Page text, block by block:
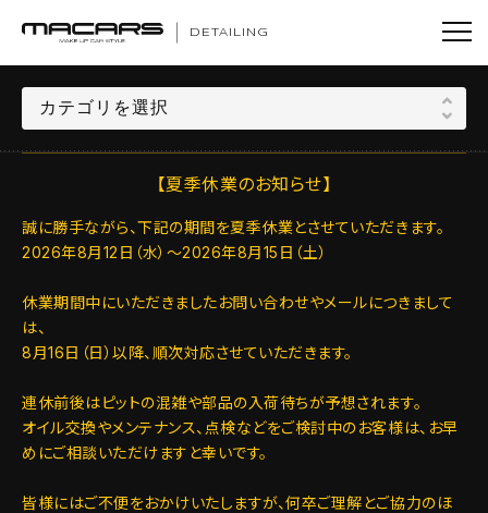
DETAILING
【夏季休業のお知らせ】
誠に勝手ながら、下記の期間を夏季休業とさせていただきます。
2026年8月12日（水）～2026年8月15日（土）
休業期間中にいただきましたお問い合わせやメールにつきまして
は、
8月16日（日）以降、順次対応させていただきます。
連休前後はピットの混雑や部品の入荷待ちが予想されます。
オイル交換やメンテナンス、点検などをご検討中のお客様は、お早
めにご相談いただけますと幸いです。
皆様にはご不便をおかけいたしますが、何卒ご理解とご協力のほ